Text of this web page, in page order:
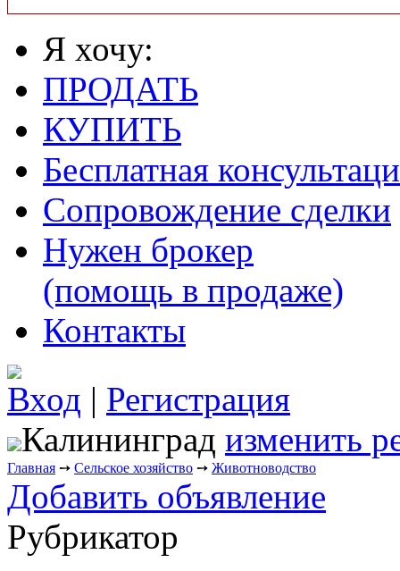
Я хочу:
ПРОДАТЬ
КУПИТЬ
Бесплатная
Сопровождение сделки
Нужен брокер
(помощь в продаже)
Контакты
Вход | Регистрация
Калининград изменить
Главная ➙ Сельское хозяйство ➙ Животноводство
Добавить объявление
Рубрикатор